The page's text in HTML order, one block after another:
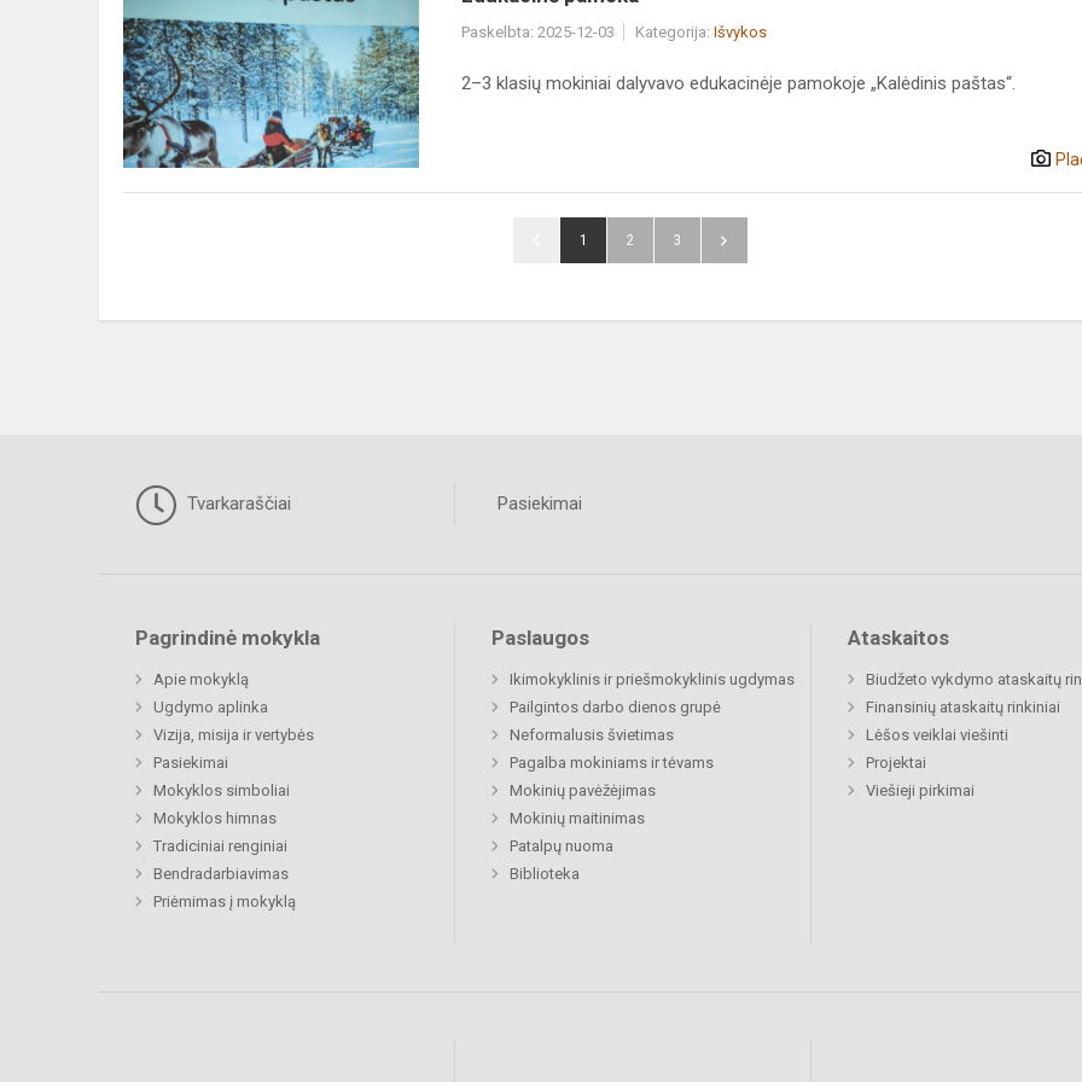
pamoka
Paskelbta: 2025-12-03 Kategorija: Išvykos
2–3 klasių mokiniai dalyvavo edukacinėje pamokoje „Kalėdinis paštas“.
1 2 3
Tvarkaraščiai Pasiekimai
Pagrindinė mokykla
Apie mokyklą
Ugdymo aplinka
Vizija, misija ir vertybės
Pasiekimai
Mokyklos simboliai
Mokyklos himnas
Tradiciniai renginiai
Bendradarbiavimas
Priėmimas į mokyklą
Paslaugos
Ikimokyklinis ir priešmokyklinis ugdymas
Pailgintos darbo dienos grupė
Neformalusis švietimas
Pagalba mokiniams ir tėvams
Mokinių pavėžėjimas
Mokinių maitinimas
Patalpų nuoma
Biblioteka
Ataskaitos
Biudžeto vykdymo ataskaitų
Finansinių ataskaitų rinkiniai
Lėšos veiklai viešinti
Projektai
Viešieji pirkimai